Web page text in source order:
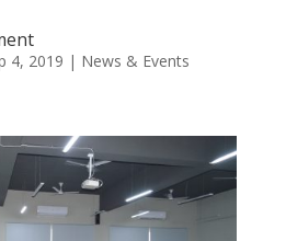
4, 2019 | News & Events